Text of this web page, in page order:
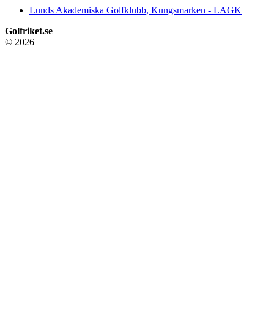
Lunds Akademiska Golfklubb, Kungsmarken - LAGK
Golfriket.se
© 2026